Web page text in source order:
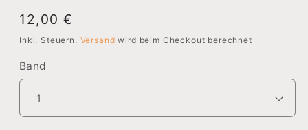
Normaler
Preis
12,00 €
Inkl. Steuern. Versand wird beim Checkout berechnet
Band